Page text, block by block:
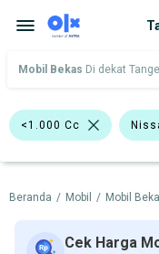
Mobil Bekas Di dekat
<1.000 Cc
Merek Dan Model
Tipe Bodi Tipe
Beranda / Mobil / Mobil
Cek Harga